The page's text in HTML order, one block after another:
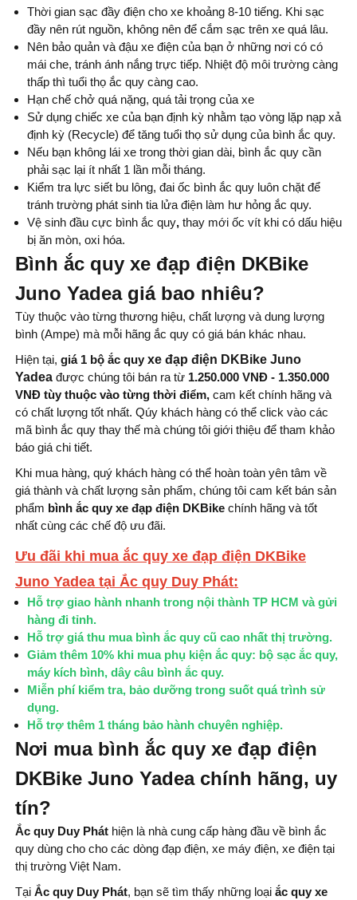
Thời gian sạc đầy điện cho xe khoảng 8-10 tiếng. Khi sạc
đầy nên rút nguồn, không nên để cắm sạc trên xe quá lâu.
Nên bảo quản và đậu xe điện của bạn ở những nơi có có
mái che, tránh ánh nắng trực tiếp. Nhiệt độ môi trường càng
thấp thì tuổi thọ ắc quy càng cao.
Hạn chế chở quá nặng, quá tải trọng của xe
Sử dụng chiếc xe của bạn định kỳ nhằm tạo vòng lặp nạp xả
định kỳ (Recycle) để tăng tuổi thọ sử dụng của bình ắc quy.
Nếu bạn không lái xe trong thời gian dài, bình ắc quy cần
phải sạc lại ít nhất 1 lần mỗi tháng.
Kiểm tra lực siết bu lông, đai ốc bình ắc quy luôn chặt để
tránh trường phát sinh tia lửa điện làm hư hỏng ắc quy.
Vệ sinh đầu cực bình ắc quy, thay mới ốc vít khi có dấu hiệu
bị ăn mòn, oxi hóa.
Bình ắc quy xe đạp điện DKBike
Juno Yadea giá bao nhiêu?
Tùy thuộc vào từng thương hiệu, chất lượng và dung lượng
bình (Ampe) mà mỗi hãng ắc quy có giá bán khác nhau.
Hiện tại, giá 1 bộ ắc quy xe đạp điện DKBike Juno
Yadea được chúng tôi bán ra từ 1.250.000 VNĐ - 1.350.000
VNĐ tùy thuộc vào từng thời điểm, cam kết chính hãng và
có chất lượng tốt nhất. Qúy khách hàng có thể click vào các
mã bình ắc quy thay thế mà chúng tôi giới thiệu để tham khảo
báo giá chi tiết.
Khi mua hàng, quý khách hàng có thể hoàn toàn yên tâm về
giá thành và chất lượng sản phẩm, chúng tôi cam kết bán sản
phẩm bình ắc quy xe đạp điện DKBike chính hãng và tốt
nhất cùng các chế độ ưu đãi.
Ưu đãi khi mua ắc quy xe đạp điện DKBike
Juno Yadea tại Ắc quy Duy Phát:
Hỗ trợ giao hành nhanh trong nội thành TP HCM và gửi
hàng đi tỉnh.
Hỗ trợ giá thu mua bình ắc quy cũ cao nhất thị trường.
Giảm thêm 10% khi mua phụ kiện ắc quy: bộ sạc ắc quy,
máy kích bình, dây câu bình ắc quy.
Miễn phí kiểm tra, bảo dưỡng trong suốt quá trình sử
dụng.
Hỗ trợ thêm 1 tháng bảo hành chuyên nghiệp.
Nơi mua bình ắc quy xe đạp điện
DKBike Juno Yadea chính hãng, uy
tín?
Ắc quy Duy Phát hiện là nhà cung cấp hàng đầu về bình ắc
quy dùng cho cho các dòng đạp điện, xe máy điện, xe điện tại
thị trường Việt Nam.
Tại Ắc quy Duy Phát, bạn sẽ tìm thấy những loại ắc quy xe